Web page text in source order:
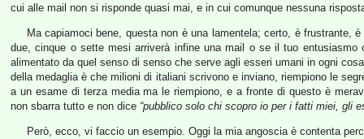
cui alle mail non si risponde quasi mai, e in cui comunque nessuna
Ma capiamoci bene, questa non è una lamentela; certo, è frustrante,
due, cinque o sette mesi arriverà infine una mail o se il tuo entusiasmo
alimentato da quel senso di senso che serve agli esseri umani in ogni
della medaglia è che milioni di italiani scrivono e inviano, riempiono le
a un esame di terza media ma le riempiono, e a fronte di questo è
non sbarra tutto e non dice “pubblico solo chi scopro io per i fatti miei, gli
Però, ecco, vi faccio un esempio. Oggi la mia angoscia è contenta